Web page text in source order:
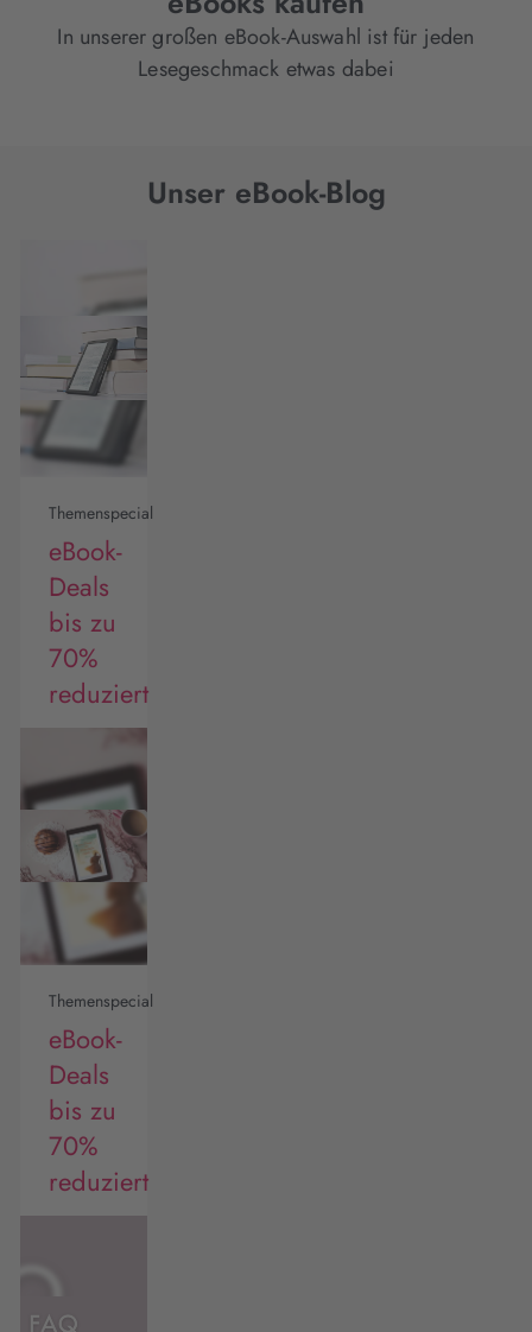
In unserer großen eBook-Auswahl ist für jeden
Lesegeschmack etwas dabei
Unser eBook-Blog
Themenspecial
eBook-
Deals
bis zu
70%
reduziert
Themenspecial
eBook-
Deals
bis zu
70%
reduziert